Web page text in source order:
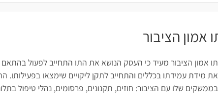
הציבור
תו אמון הציבור מעיד כי העסק הנושא את התו התחייב לפעול בהתאם
את מידת עמידתו בכללים והתחייב לתקן ליקויים שימצאו
בממשקים שלו עם הציבור: חוזים, תקנונים, פרסומים, נהלי טיפול